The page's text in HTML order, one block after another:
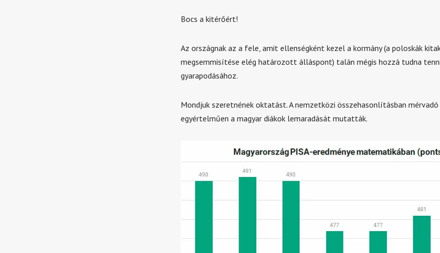
Bocs a kitérőért!
Az országnak az a fele, amit ellenségként kezel a kormány (a poloskák
megsemmisítése elég határozott álláspont) talán mégis hozzá tudna
gyarapodásához.
Mondjuk szeretnének oktatást. A nemzetközi összehasonlításban
egyértelműen a magyar diákok lemaradását mutatták.